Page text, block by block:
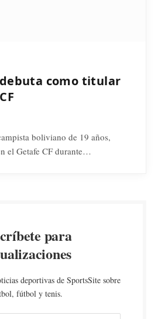
debuta como titular
boliviano de 19 años,
el Getafe CF durante…
para
deportivas de SportsSite sobre
fútbol y tenis.